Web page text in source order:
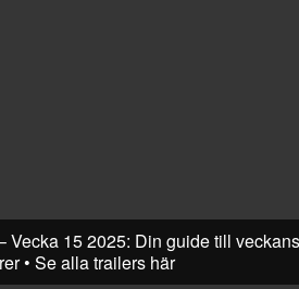
Vecka 15 2025: Din guide till veckans
• Se alla trailers här